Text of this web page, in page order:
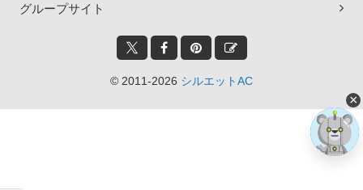
グループサイト
© 2011-2026 シルエットAC
×